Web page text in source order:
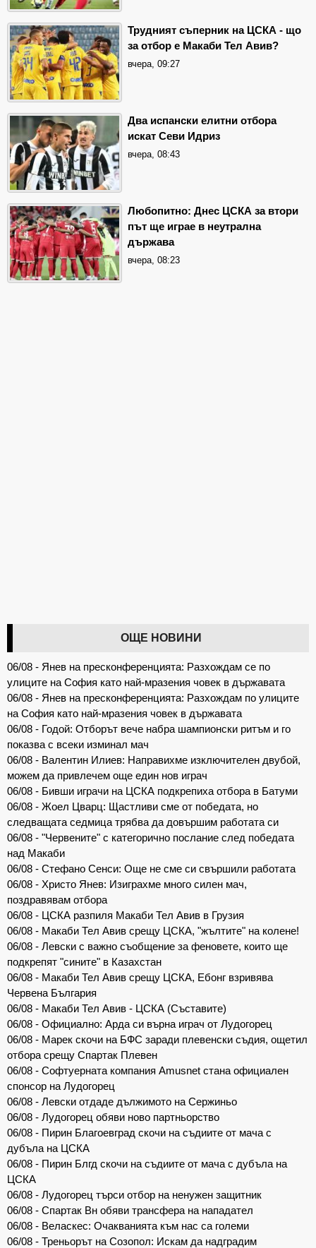
Трудният съперник на ЦСКА - що
за отбор е Макаби Тел Авив?
вчера, 09:27
Два испански елитни отбора
искат Севи Идриз
вчера, 08:43
Любопитно: Днес ЦСКА за втори
път ще играе в неутрална
държава
вчера, 08:23
ОЩЕ НОВИНИ
06/08 - Янев на пресконференцията: Разхождам се по
улиците на София като най-мразения човек в държавата
06/08 - Янев на пресконференцията: Разхождам по улиците
на София като най-мразения човек в държавата
06/08 - Годой: Отборът вече набра шампионски ритъм и го
показва с всеки изминал мач
06/08 - Валентин Илиев: Направихме изключителен двубой,
можем да привлечем още един нов играч
06/08 - Бивши играчи на ЦСКА подкрепиха отбора в Батуми
06/08 - Жоел Цварц: Щастливи сме от победата, но
следващата седмица трябва да довършим работата си
06/08 - "Червените" с категорично послание след победата
над Макаби
06/08 - Стефано Сенси: Още не сме си свършили работата
06/08 - Христо Янев: Изиграхме много силен мач,
поздравявам отбора
06/08 - ЦСКА разпиля Макаби Тел Авив в Грузия
06/08 - Макаби Тел Авив срещу ЦСКА, "жълтите" на колене!
06/08 - Левски с важно съобщение за феновете, които ще
подкрепят "сините" в Казахстан
06/08 - Макаби Тел Авив срещу ЦСКА, Ебонг взривява
Червена България
06/08 - Макаби Тел Авив - ЦСКА (Съставите)
06/08 - Официално: Арда си върна играч от Лудогорец
06/08 - Марек скочи на БФС заради плевенски съдия, ощетил
отбора срещу Спартак Плевен
06/08 - Софтуерната компания Amusnet стана официален
спонсор на Лудогорец
06/08 - Левски отдаде дължимото на Сержиньо
06/08 - Лудогорец обяви ново партньорство
06/08 - Пирин Благоевград скочи на съдиите от мача с
дубъла на ЦСКА
06/08 - Пирин Блгд скочи на съдиите от мача с дубъла на
ЦСКА
06/08 - Лудогорец търси отбор на ненужен защитник
06/08 - Спартак Вн обяви трансфера на нападател
06/08 - Веласкес: Очакванията към нас са големи
06/08 - Треньорът на Созопол: Искам да надградим